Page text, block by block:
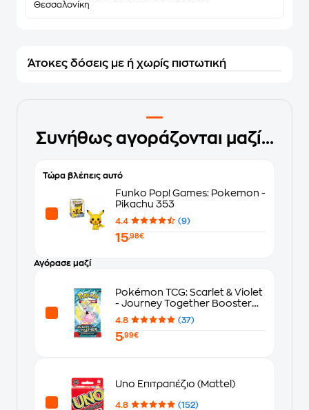
Θεσσαλονίκη
Άτοκες δόσεις με ή χωρίς πιστωτική
Συνήθως αγοράζονται μαζί...
Τώρα βλέπεις αυτό
Funko Pop! Games: Pokemon -
Pikachu 353
4.4 (9)
15,98€
Αγόρασε μαζί
Pokémon TCG: Scarlet & Violet
- Journey Together Booster
Blister
4.8 (37)
5,99€
Uno Επιτραπέζιο (Mattel)
4.8 (152)